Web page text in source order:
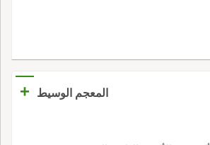
المعجم الوسيط +